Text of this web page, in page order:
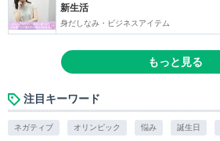
新生活
身だしなみ・ビジネスアイテム
もっと見る
注目キーワード
ネガティブ オリンピック 悩み 誕生日